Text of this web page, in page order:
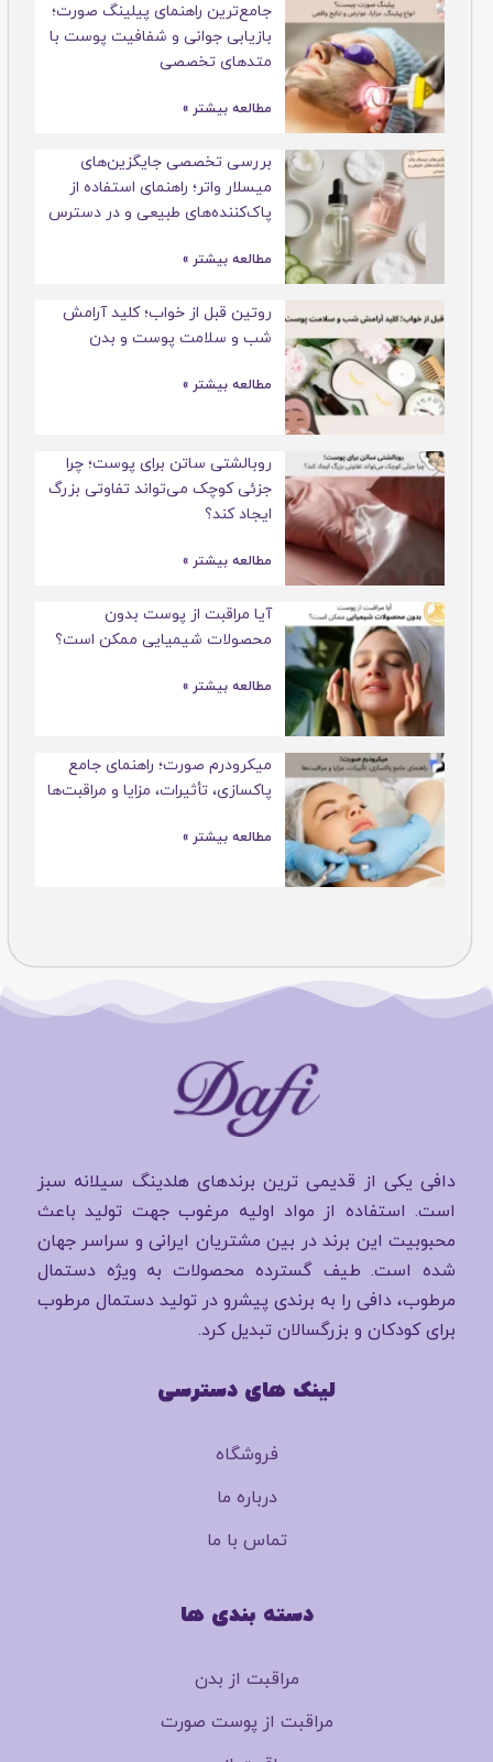
جامع‌ترین راهنمای پیلینگ صورت؛
بازیابی جوانی و شفافیت پوست با
متدهای تخصصی
مطالعه بیشتر »
بررسی تخصصی جایگزین‌های
میسلار واتر؛ راهنمای استفاده از
پاک‌کننده‌های طبیعی و در دسترس
مطالعه بیشتر »
روتین قبل از خواب؛ کلید آرامش
شب و سلامت پوست و بدن
مطالعه بیشتر »
روبالشتی ساتن برای پوست؛ چرا
جزئی کوچک می‌تواند تفاوتی بزرگ
ایجاد کند؟
مطالعه بیشتر »
آیا مراقبت از پوست بدون
محصولات شیمیایی ممکن است؟
مطالعه بیشتر »
میکرودرم صورت؛ راهنمای جامع
پاکسازی، تأثیرات، مزایا و مراقبت‌ها
مطالعه بیشتر »
دافی یکی از قدیمی ترین برندهای هلدینگ سیلانه سبز
است. استفاده از مواد اولیه مرغوب جهت تولید باعث
محبوبیت این برند در بین مشتریان ایرانی و سراسر جهان
شده است. طیف گسترده محصولات به ویژه دستمال
مرطوب، دافی را به برندی پیشرو در تولید دستمال مرطوب
برای کودکان و بزرگسالان تبدیل کرد.
لینک های دسترسی
فروشگاه
درباره ما
تماس با ما
دسته بندی ها
مراقبت از بدن
مراقبت از پوست صورت